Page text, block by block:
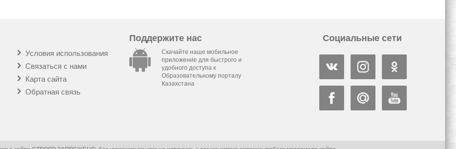
Условия использования
Связаться с нами
Карта сайта
Обратная связь
Поддержите нас
Скачайте наше мобильное
приложение для быстрого и
удобного доступа к
Образовательному порталу
Казахстана
Социальные сети